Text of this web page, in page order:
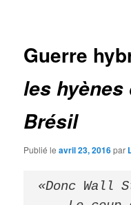
Guerre
les hyènes
Brésil
Publié leavril 23, 2016par
«Donc